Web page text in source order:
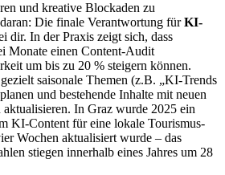
und kreative Blockaden zu
Die finale Verantwortung fürKI-
dir. In der Praxis zeigt sich, dass
Monate einen Content-Audit
um bis zu 20 % steigern können.
saisonale Themen (z.B. „KI-Trends
und bestehende Inhalte mit neuen
In Graz wurde 2025 ein
KI-Content für eine lokale Tourismus-
Wochen aktualisiert wurde – das
stiegen innerhalb eines Jahres um 28